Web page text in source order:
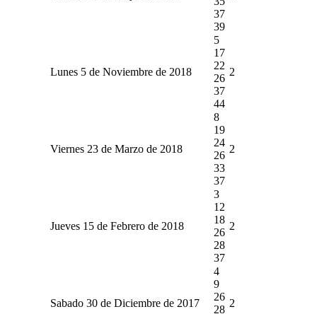
37
39
Lunes 5 de Noviembre de 2018
5
17
22
26
37
44
2
Viernes 23 de Marzo de 2018
8
19
24
26
33
37
2
Jueves 15 de Febrero de 2018
3
12
18
26
28
37
2
Sabado 30 de Diciembre de 2017
4
9
26
28
2